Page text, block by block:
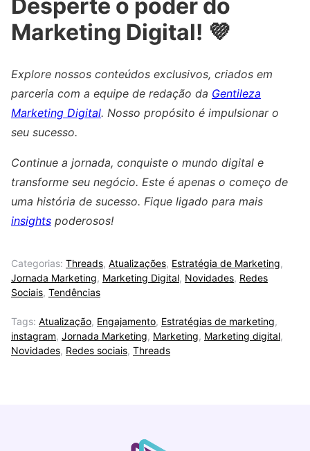
Desperte o poder do
Marketing Digital! 💜
Explore nossos conteúdos exclusivos, criados em
parceria com a equipe de redação da Gentileza
Marketing Digital. Nosso propósito é impulsionar o
seu sucesso.
Continue a jornada, conquiste o mundo digital e
transforme seu negócio. Este é apenas o começo de
uma história de sucesso. Fique ligado para mais
insights poderosos!
Categorias: Threads, Atualizações, Estratégia de Marketing,
Jornada Marketing, Marketing Digital, Novidades, Redes
Sociais, Tendências
Tags: Atualização, Engajamento, Estratégias de marketing,
instagram, Jornada Marketing, Marketing, Marketing digital,
Novidades, Redes sociais, Threads